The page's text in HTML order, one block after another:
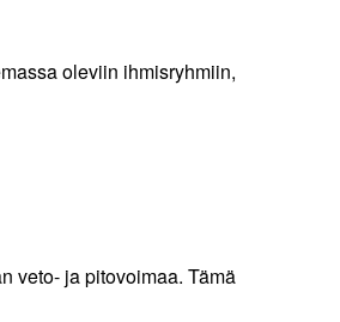
oleviin ihmisryhmiin,
veto- ja pitovoimaa. Tämä